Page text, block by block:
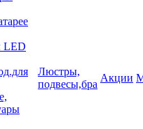
LED
Люстры,
подвесы,бра
Акции